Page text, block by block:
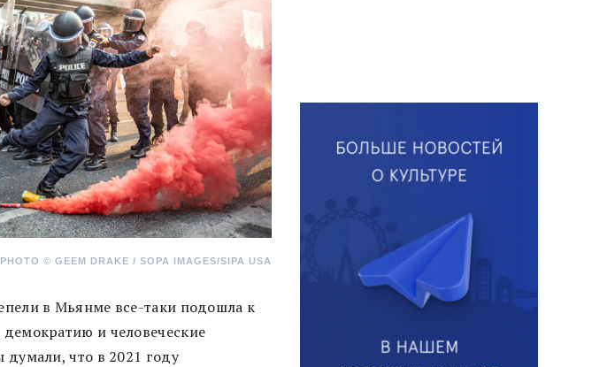
PHOTO © GEEM DRAKE / SOPA IMAGES/SIPA USA
в Мьянме все-таки подошла к
и человеческие
думали, что в 2021 году